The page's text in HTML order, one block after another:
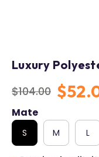
Luxury
Regular
price
$104.00
Mate
S M L